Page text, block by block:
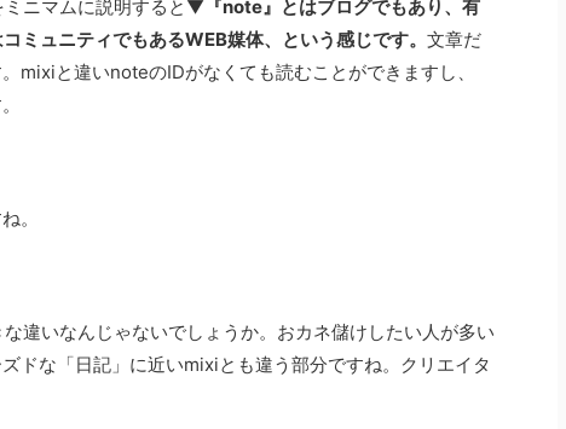
ミニマムに説明すると▼ 『note』とはブログでもあり、有
ミュニティでもあるWEB媒体、という感じです。 文章だ
mixiと違いnoteのIDがなくても読むことができますし、
。
違いなんじゃないでしょうか。おカネ儲けしたい人が多い
ドな「日記」に近いmixiとも違う部分ですね。クリエイタ